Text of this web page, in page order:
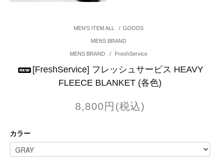
MEN'S ITEM ALL / GOODS
MENS BRAND
MENS BRAND / FreshService
[FreshService] フレッシュサービス HEAVY
FLEECE BLANKET (各色)
8,800円(税込)
カラー